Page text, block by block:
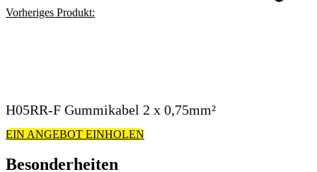
Vorheriges Produkt:
H05RR-F Gummikabel 2 x 0,75mm²
EIN ANGEBOT EINHOLEN
Besonderheiten